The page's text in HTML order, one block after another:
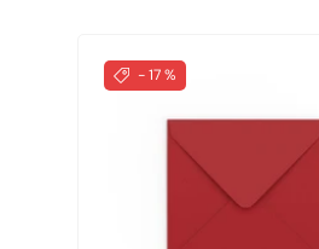
- 17 %